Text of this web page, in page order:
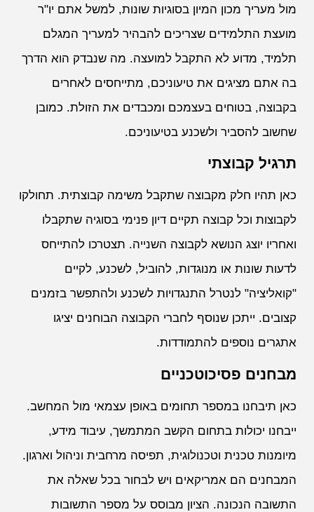
מול מעריך מכון המיון בסוגיות שונות, למשל אתם יו"ר
מועצת התלמידים שצריכים להבהיר למעריך המגלם
תלמיד, מדוע לא התקבל למועצה. מה שנבדק הוא הדרך
בה אתם מציגים את טיעוניכם, מתייחסים לאחרים
בקבוצה, בטוחים בעצמכם ומכבדים את הזולת. כמובן
שחשוב להסביר ולשכנע בטיעוניכם.
תרגיל קבוצתי
כאן תהיו חלק מקבוצה שתקבל משימה קבוצתית. תחולקו
לקבוצות וכל קבוצה תקיים דיון פנימי בסוגיה שתקבלו
ואחריו יוצג הנושא לקבוצה השנייה. תצטרכו להתייחס
לדעות שונות או מנוגדות, להוביל, לשכנע, לקיים
"קואליציה" לנטרל התנגדויות לשכנע ולהתפשר בזמנים
קצובים. ייתכן שנוסף לחברי הקבוצה הבוחנים יציגו
אתגרים נוספים להתמודדות.
מבחנים פסיכוטכניים
כאן תיבחנו במספר תחומים באופן עצמאי מול המחשב.
ייבחנו יכולות בתחום הקשב המתמשך, עיבוד מידע,
מיומנות טכנית וטכנולוגית, תפיסה מרחבית וניהול וארגון.
המבחנים הם אמריקאים ויש לבחור בכל שאלה את
התשובה הנכונה. הציון מבוסס על מספר התשובות